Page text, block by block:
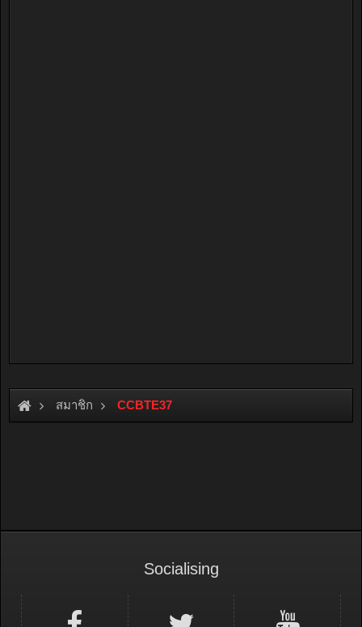
สมาชิก CCBTE37
Socialising